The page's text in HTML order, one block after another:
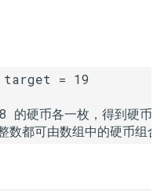
的硬币各一枚，得到